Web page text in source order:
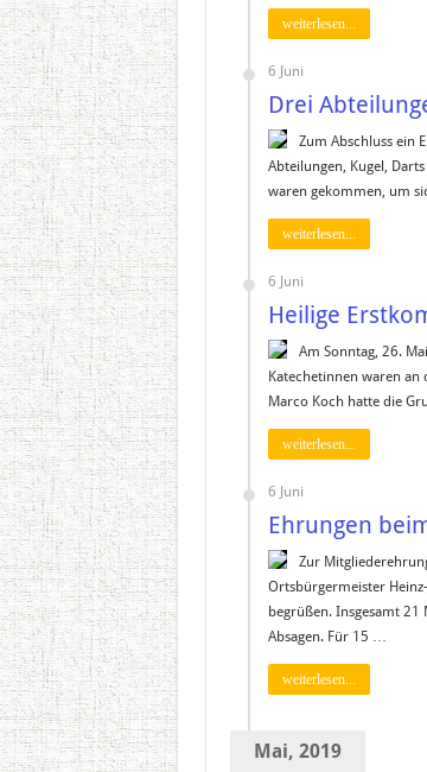
weiterlesen...
6 Juni
Drei
Zum Abschluss ein
Abteilungen, Kugel,
waren gekommen, um
weiterlesen...
6 Juni
Heilige
Am Sonntag, 26.
Katechetinnen waren
Marco Koch hatte die
weiterlesen...
6 Juni
Ehrungen
Zur
Ortsbürgermeister
begrüßen. Insgesamt 21
Absagen. Für 15 …
weiterlesen...
Mai, 2019